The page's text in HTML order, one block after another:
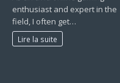
enthusiast and expert in the
field, I often get…
Lire la suite